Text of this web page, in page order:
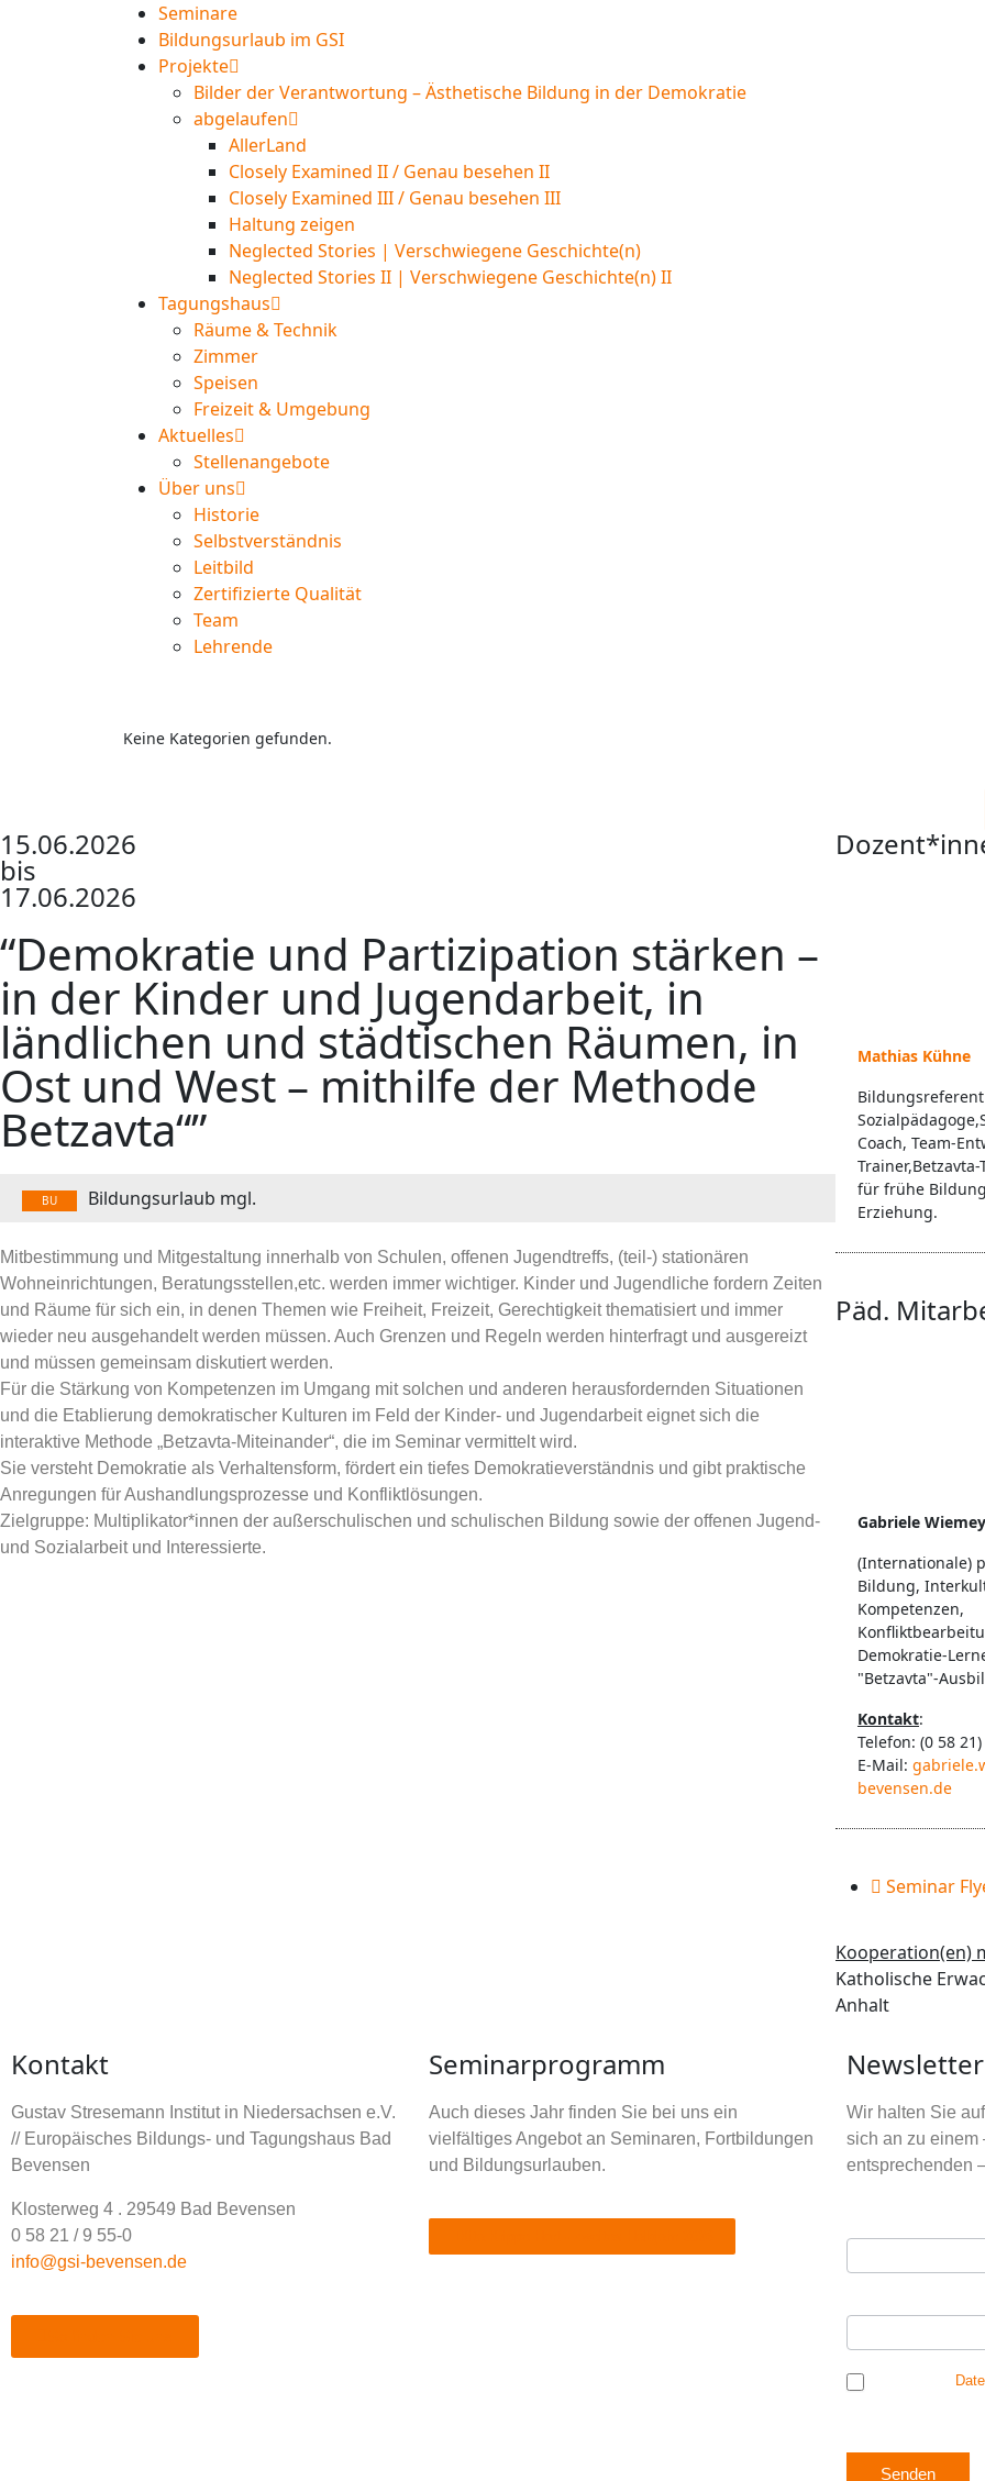
Seminare
Bildungsurlaub im GSI
Projekte
Bilder der Verantwortung – Ästhetische Bildung in der Demokratie
abgelaufen
AllerLand
Closely Examined II / Genau besehen II
Closely Examined III / Genau besehen III
Haltung zeigen
Neglected Stories | Verschwiegene Geschichte(n)
Neglected Stories II | Verschwiegene Geschichte(n) II
Tagungshaus
Räume & Technik
Zimmer
Speisen
Freizeit & Umgebung
Aktuelles
Stellenangebote
Über uns
Historie
Selbstverständnis
Leitbild
Zertifizierte Qualität
Team
Lehrende
Keine Kategorien gefunden.
15.06.2026
bis
17.06.2026
“Demokratie und Partizipation stärken –
in der Kinder und Jugendarbeit, in
ländlichen und städtischen Räumen, in
Ost und West – mithilfe der Methode
Betzavta“”
BU Bildungsurlaub mgl.
Mitbestimmung und Mitgestaltung innerhalb von Schulen, offenen Jugendtreffs, (teil-) stationären
Wohneinrichtungen, Beratungsstellen,etc. werden immer wichtiger. Kinder und Jugendliche fordern Zeiten
und Räume für sich ein, in denen Themen wie Freiheit, Freizeit, Gerechtigkeit thematisiert und immer
wieder neu ausgehandelt werden müssen. Auch Grenzen und Regeln werden hinterfragt und ausgereizt
und müssen gemeinsam diskutiert werden.
Für die Stärkung von Kompetenzen im Umgang mit solchen und anderen herausfordernden Situationen
und die Etablierung demokratischer Kulturen im Feld der Kinder- und Jugendarbeit eignet sich die
interaktive Methode „Betzavta-Miteinander“, die im Seminar vermittelt wird.
Sie versteht Demokratie als Verhaltensform, fördert ein tiefes Demokratieverständnis und gibt praktische
Anregungen für Aushandlungsprozesse und Konfliktlösungen.
Zielgruppe: Multiplikator*innen der außerschulischen und schulischen Bildung sowie der offenen Jugend-
und Sozialarbeit und Interessierte.
Mathias Kühne
Coach, Team-
für frühe
Erziehung.
Päd.
Gabriele
(Internationale)
Bildung,
Kompetenzen,
Demokratie-
"Betzavta"-
Kontakt:
Telefon: (0 58
E-Mail:
bevensen.de
Seminar
Kooperation(en)
Katholische
Anhalt
Kontakt
Gustav Stresemann Institut in Niedersachsen e.V.
// Europäisches Bildungs- und Tagungshaus Bad
Bevensen
Klosterweg 4 . 29549 Bad Bevensen
0 58 21 / 9 55-0
info@gsi-bevensen.de
Seminarprogramm
Auch dieses Jahr finden Sie bei uns ein
vielfältiges Angebot an Seminaren, Fortbildungen
und Bildungsurlauben.
Newsletter
Wir halten Sie
sich an zu einem
entsprechenden
Newsletter
Anmeldung
Senden